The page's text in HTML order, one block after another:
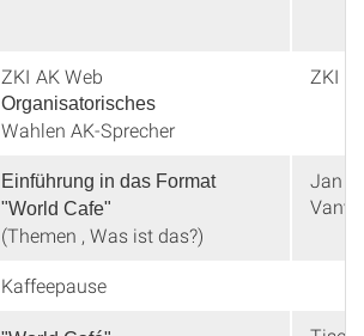
ZKI AK Web
Organisatorisches
Wahlen AK-Sprecher
ZKI
Einführung in das Format
"World Cafe"
(Themen , Was ist das?)
Jan
Kaffeepause